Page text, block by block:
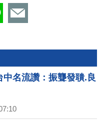
中名流讚：振聾發聵.良